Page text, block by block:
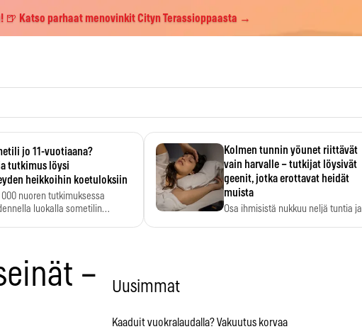
🍺 Katso parhaat menovinkit Cityn Terassioppaasta →
jo 11-vuotiaana?
tutkimus löysi
heikkoihin koetuloksiin
000 nuoren tutkimuksessa
luokalla sometilin…
Kolmen tunnin yöunet riittävät
vain harvalle – tutkijat löysivät
geenit, jotka erottavat heidät
muista
Osa ihmisistä nukkuu neljä tuntia ja
–
Uusimmat
Kaaduit vuokralaudalla? Vakuutus korvaa